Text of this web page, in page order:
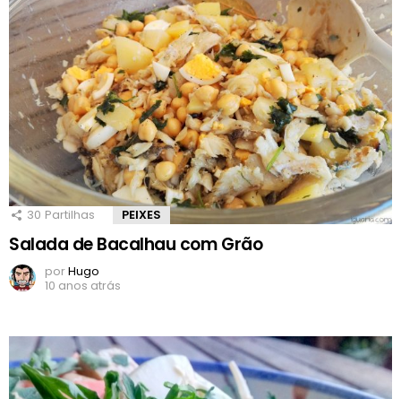
30 Partilhas PEIXES
Salada de Bacalhau com Grão
porHugo
10 anos atrás